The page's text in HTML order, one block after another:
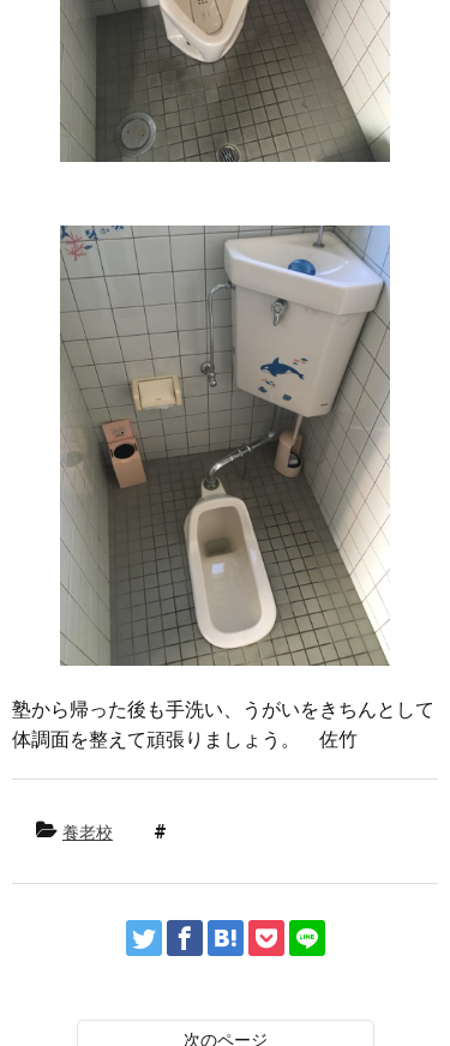
塾から帰った後も手洗い、うがいをきちんとして
体調面を整えて頑張りましょう。 佐竹
養老校